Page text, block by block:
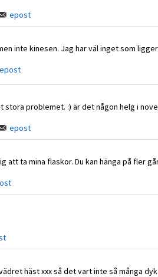
epost
inte kinesen. Jag har väl inget som
epost
stora problemet. :) är det någon helg i
epost
att ta mina flaskor. Du kan hänga på fler
häst xxx så det vart inte så många